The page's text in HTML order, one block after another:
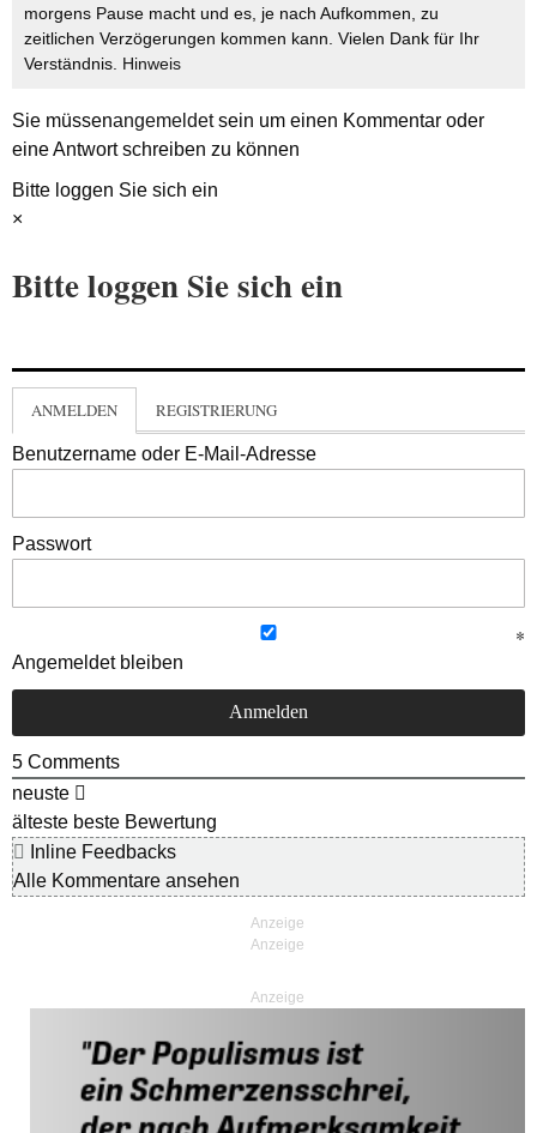
morgens Pause macht und es, je nach Aufkommen, zu
zeitlichen Verzögerungen kommen kann. Vielen Dank für Ihr
Verständnis. Hinweis
Sie müssenangemeldetsein um einen Kommentar oder
eine Antwort schreiben zu können
Bitte loggen Sie sich ein
×
Bitte loggen Sie sich ein
ANMELDEN REGISTRIERUNG
Benutzername oder E-Mail-Adresse
Passwort
Angemeldet bleiben
5 Comments
neuste
älteste beste Bewertung
Inline Feedbacks
Alle Kommentare ansehen
Anzeige